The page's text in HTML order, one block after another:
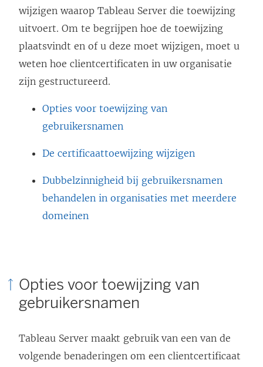
wijzigen waarop Tableau Server die toewijzing
uitvoert. Om te begrijpen hoe de toewijzing
plaatsvindt en of u deze moet wijzigen, moet u
weten hoe clientcertificaten in uw organisatie
zijn gestructureerd.
Opties voor toewijzing van
gebruikersnamen
De certificaattoewijzing wijzigen
Dubbelzinnigheid bij gebruikersnamen
behandelen in organisaties met meerdere
domeinen
Opties voor toewijzing van
gebruikersnamen
Tableau Server maakt gebruik van een van de
volgende benaderingen om een clientcertificaat